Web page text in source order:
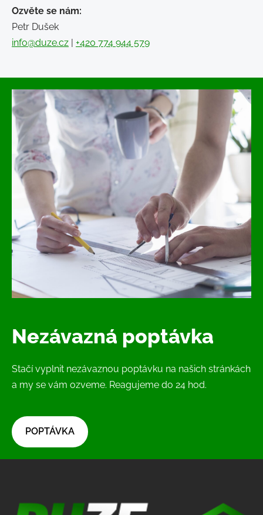
Ozvěte se nám:
Petr Dušek
info@duze.cz | +420 774 944 579
Nezávazná poptávka
Stačí vyplnit nezávaznou poptávku na našich stránkách
a my se vám ozveme. Reagujeme do 24 hod.
​POPTÁVKA​